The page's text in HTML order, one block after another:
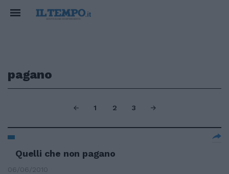
pagano
1 2 3
Quelli che non pagano
06/06/2010